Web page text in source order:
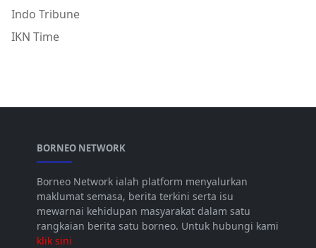
Indo Tribune
IKN Time
BORNEO NETWORK
Borneo Network ialah platform menyalurkan
maklumat semasa, berita terkini serta isu
mewarnai kehidupan masyarakat dalam satu
rangkaian berita satu borneo. Untuk hubungi kami
klik sini